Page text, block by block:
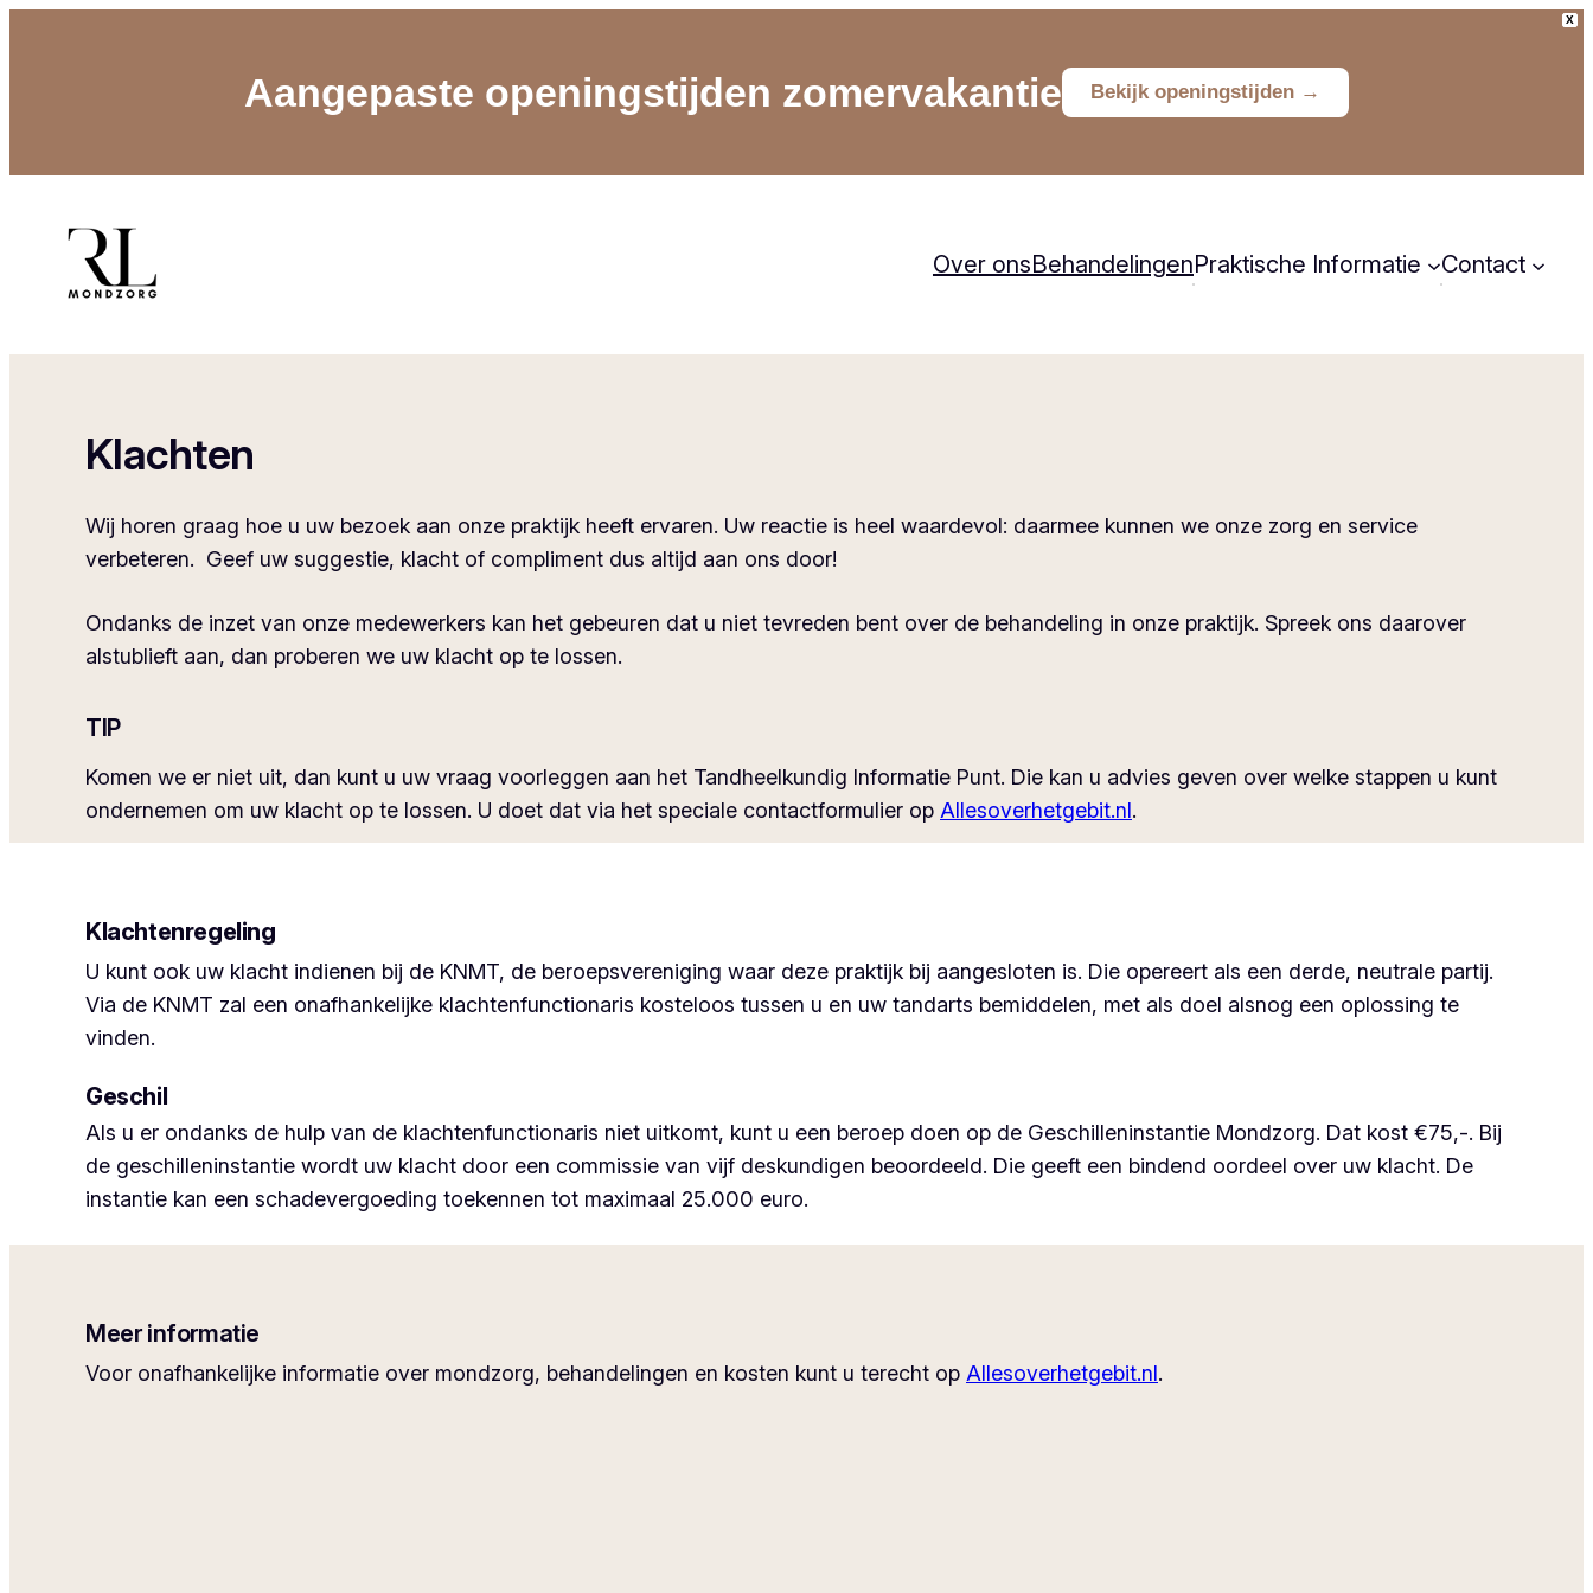
X
Aangepaste openingstijden zomervakantie Bekijk openingstijden →
Over onsBehandelingenPraktische Informatie
privacy
Contact
Klachten
Wij horen graag hoe u uw bezoek aan onze praktijk heeft ervaren. Uw reactie is heel waardevol: daarmee kunnen we onze zorg en service
verbeteren. Geef uw suggestie, klacht of compliment dus altijd aan ons door!
Ondanks de inzet van onze medewerkers kan het gebeuren dat u niet tevreden bent over de behandeling in onze praktijk. Spreek ons daarover
alstublieft aan, dan proberen we uw klacht op te lossen.
TIP
Komen we er niet uit, dan kunt u uw vraag voorleggen aan het Tandheelkundig Informatie Punt. Die kan u advies geven over welke stappen u kunt
ondernemen om uw klacht op te lossen. U doet dat via het speciale contactformulier op Allesoverhetgebit.nl.
Klachtenregeling
U kunt ook uw klacht indienen bij de KNMT, de beroepsvereniging waar deze praktijk bij aangesloten is. Die opereert als een derde, neutrale partij.
Via de KNMT zal een onafhankelijke klachtenfunctionaris kosteloos tussen u en uw tandarts bemiddelen, met als doel alsnog een oplossing te
vinden.
Geschil
Als u er ondanks de hulp van de klachtenfunctionaris niet uitkomt, kunt u een beroep doen op de Geschilleninstantie Mondzorg. Dat kost €75,-. Bij
de geschilleninstantie wordt uw klacht door een commissie van vijf deskundigen beoordeeld. Die geeft een bindend oordeel over uw klacht. De
instantie kan een schadevergoeding toekennen tot maximaal 25.000 euro.
Meer informatie
Voor onafhankelijke informatie over mondzorg, behandelingen en kosten kunt u terecht op Allesoverhetgebit.nl.